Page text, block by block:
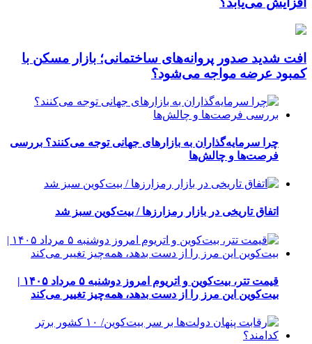
افت شدید صدور پروانه‌های ساختمانی؛ بازار مسکن با
کمبود عرضه مواجه می‌شود؟
چرا سرمایه‌گذاران به بازارهای جهانی توجه می‌کنند؟ بررسی
فرصت‌ها و چالش‌ها
اتفاق تاریخی در بازار رمزارزها / بیت‌کوین سبز شد
قیمت تتر، بیت‌کوین و اتریوم امروز دوشنبه ۵ مرداد ۱۴۰۵ |
بیت‌کوین این مرز را از دست بدهد، همه‌چیز تغییر می‌کند